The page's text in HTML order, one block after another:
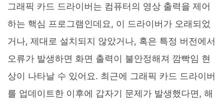
그래픽 카드 드라이버는 컴퓨터의 영상 출력을 제어
하는 핵심 프로그램인데요, 이 드라이버가 오래되었
거나, 제대로 설치되지 않았거나, 혹은 특정 버전에서
오류가 발생하면 화면 출력이 불안정해져 깜빡임 현
상이 나타날 수 있어요. 최근에 그래픽 카드 드라이버
를 업데이트한 이후에 갑자기 문제가 발생했다면, 해